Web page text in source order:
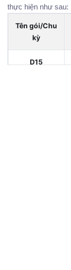
thực hiện như sau:
Tên gói/Chu
kỳ
D15